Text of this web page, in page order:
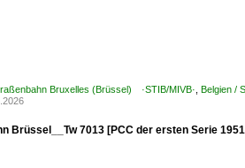
Bruxelles (Brüssel) ·STIB/MIVB· Belgien /
Brüssel__Tw 7013 [PCC der ersten Serie